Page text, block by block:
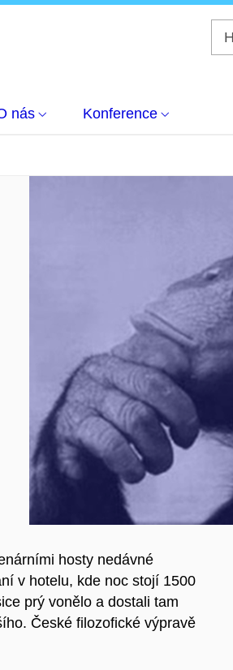
nás Konference
hosty nedávné
v hotelu, kde noc stojí 1500
prý vonělo a dostali tam
České filozofické výpravě